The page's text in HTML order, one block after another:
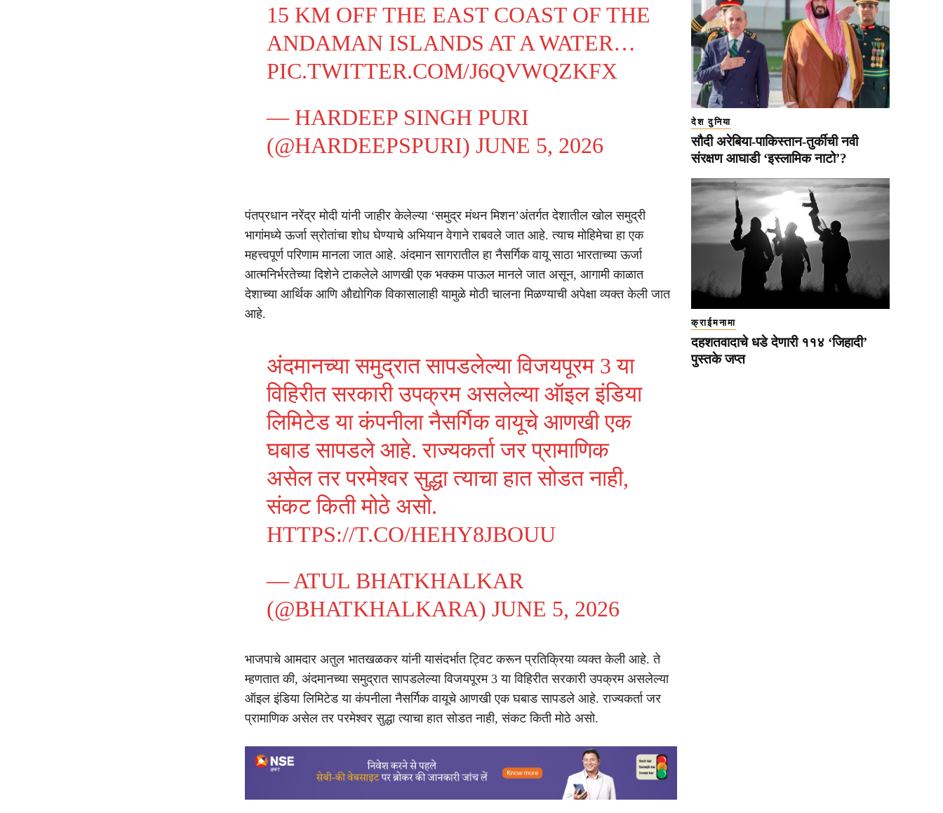
15 KM OFF THE EAST COAST OF THE
ANDAMAN ISLANDS AT A WATER…
PIC.TWITTER.COM/J6QVWQZKFX
— HARDEEP SINGH PURI
(@HARDEEPSPURI) JUNE 5, 2026
पंतप्रधान नरेंद्र मोदी यांनी जाहीर केलेल्या ‘समुद्र मंथन मिशन’अंतर्गत देशातील खोल समुद्री
भागांमध्ये ऊर्जा स्रोतांचा शोध घेण्याचे अभियान वेगाने राबवले जात आहे. त्याच मोहिमेचा हा एक
महत्त्वपूर्ण परिणाम मानला जात आहे. अंदमान सागरातील हा नैसर्गिक वायू साठा भारताच्या ऊर्जा
आत्मनिर्भरतेच्या दिशेने टाकलेले आणखी एक भक्कम पाऊल मानले जात असून, आगामी काळात
देशाच्या आर्थिक आणि औद्योगिक विकासालाही यामुळे मोठी चालना मिळण्याची अपेक्षा व्यक्त केली जात
आहे.
अंदमानच्या समुद्रात सापडलेल्या विजयपूरम 3 या
विहिरीत सरकारी उपक्रम असलेल्या ऑइल इंडिया
लिमिटेड या कंपनीला नैसर्गिक वायूचे आणखी एक
घबाड सापडले आहे. राज्यकर्ता जर प्रामाणिक
असेल तर परमेश्वर सुद्धा त्याचा हात सोडत नाही,
संकट किती मोठे असो.
HTTPS://T.CO/HEHY8JBOUU
— ATUL BHATKHALKAR
(@BHATKHALKARA) JUNE 5, 2026
भाजपाचे आमदार अतुल भातखळकर यांनी यासंदर्भात ट्विट करून प्रतिक्रिया व्यक्त केली आहे. ते
म्हणतात की, अंदमानच्या समुद्रात सापडलेल्या विजयपूरम 3 या विहिरीत सरकारी उपक्रम असलेल्या
ऑइल इंडिया लिमिटेड या कंपनीला नैसर्गिक वायूचे आणखी एक घबाड सापडले आहे. राज्यकर्ता जर
प्रामाणिक असेल तर परमेश्वर सुद्धा त्याचा हात सोडत नाही, संकट किती मोठे असो.
देश दुनिया
सौदी अरेबिया-पाकिस्तान-तुर्कीची नवी
संरक्षण आघाडी ‘इस्लामिक नाटो’?
क्राईमनामा
दहशतवादाचे धडे देणारी ११४ ‘जिहादी’
पुस्तके जप्त